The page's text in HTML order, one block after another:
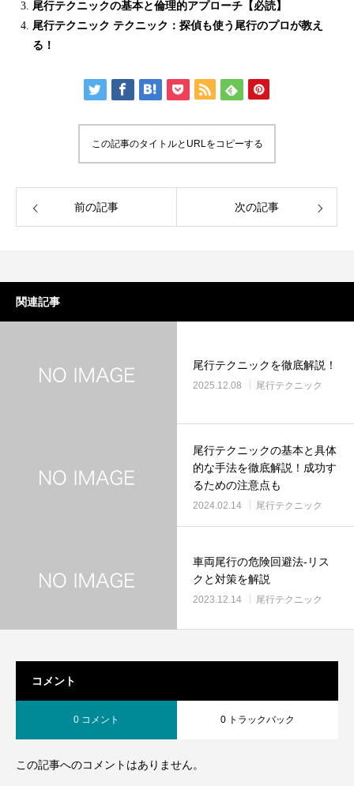
尾行テクニックの基本と倫理的アプローチ【必読】
尾行テクニック テクニック：探偵も使う尾行のプロが教え
る！
この記事のタイトルとURLをコピーする
前の記事 次の記事
関連記事
尾行テクニックを徹底解説！
2025.12.08 尾行テクニック
尾行テクニックの基本と具体
的な手法を徹底解説！成功す
るための注意点も
2024.02.14 尾行テクニック
車両尾行の危険回避法-リス
クと対策を解説
2023.12.14 尾行テクニック
コメント
0 コメント 0 トラックバック
この記事へのコメントはありません。